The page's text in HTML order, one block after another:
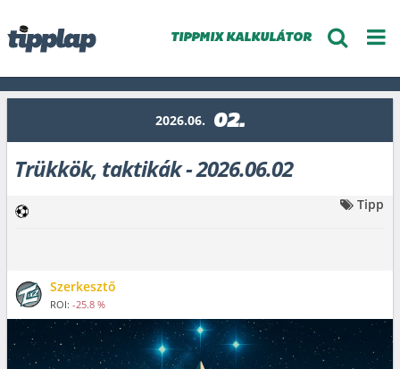
TIPPMIX KALKULÁTOR
2026.06. 02.
Trükkök, taktikák - 2026.06.02
Szerkesztő
ROI: -25.8 %
Tipp